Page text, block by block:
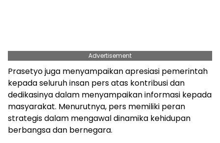
Advertisement
Prasetyo juga menyampaikan apresiasi pemerintah
kepada seluruh insan pers atas kontribusi dan
dedikasinya dalam menyampaikan informasi kepada
masyarakat. Menurutnya, pers memiliki peran
strategis dalam mengawal dinamika kehidupan
berbangsa dan bernegara.